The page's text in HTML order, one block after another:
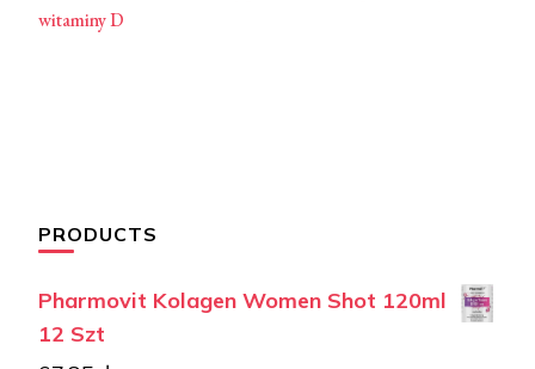
witaminy D
PRODUCTS
Pharmovit Kolagen Women Shot 120ml
12 Szt